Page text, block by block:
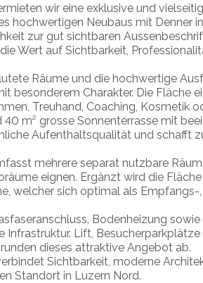
wir eine exklusive und
hochwertigen Neubaus mit Denner
zur gut sichtbaren
Wert auf Sichtbarkeit,
Räume und die hochwertige
besonderem Charakter. Die Fläche
Treuhand, Coaching, Kosmetik
m² grosse Sonnenterrasse mit
Aufenthaltsqualität und schafft
mehrere separat nutzbare
eignen. Ergänzt wird die
welcher sich optimal als
Bodenheizung
Lift,
dieses attraktive Angebot ab.
Sichtbarkeit, moderne
Standort in Luzern Nord.